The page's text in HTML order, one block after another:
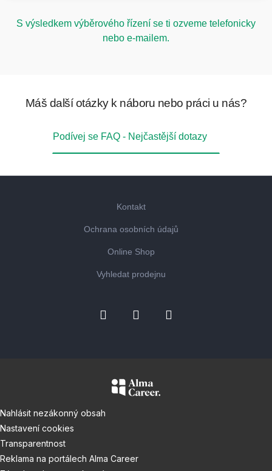
S výsledkem výběrového řízení se ti ozveme telefonicky
nebo e-mailem.
Máš další otázky k náboru nebo práci u nás?
Podívej se FAQ - Nejčastější dotazy
Kontakt
Ochrana osobních údajů
Online Shop
Vyhledat prodejnu
Nahlásit nezákonný obsah
Nastavení cookies
Transparentnost
Reklama na portálech Alma Career